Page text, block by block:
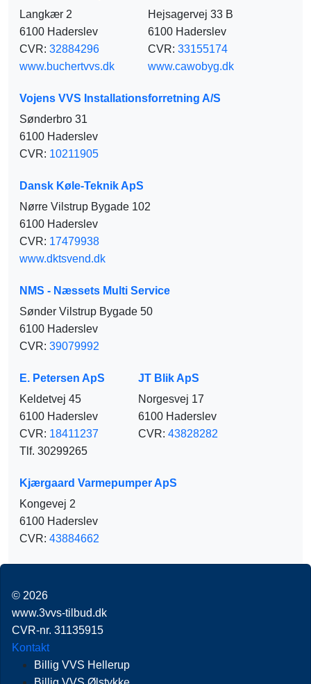
Langkær 2
6100 Haderslev
CVR: 32884296
www.buchertvvs.dk
Hejsagervej 33 B
6100 Haderslev
CVR: 33155174
www.cawobyg.dk
Vojens VVS Installationsforretning A/S
Sønderbro 31
6100 Haderslev
CVR: 10211905
Dansk Køle-Teknik ApS
Nørre Vilstrup Bygade 102
6100 Haderslev
CVR: 17479938
www.dktsvend.dk
NMS - Næssets Multi Service
Sønder Vilstrup Bygade 50
6100 Haderslev
CVR: 39079992
E. Petersen ApS
Keldetvej 45
6100 Haderslev
CVR: 18411237
Tlf. 30299265
JT Blik ApS
Norgesvej 17
6100 Haderslev
CVR: 43828282
Kjærgaard Varmepumper ApS
Kongevej 2
6100 Haderslev
CVR: 43884662
© 2026
www.3vvs-tilbud.dk
CVR-nr. 31135915
Kontakt
Billig VVS Hellerup